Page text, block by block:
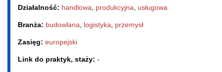
Działalność: handlowa, produkcyjna, usługowa
Branża: budowlana, logistyka, przemysł
Zasięg: europejski
Link do praktyk, staży: -